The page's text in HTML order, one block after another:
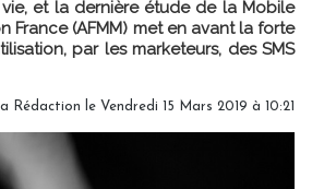
et la dernière étude de la Mobile
France (AFMM) met en avant la forte
par les marketeurs, des SMS
Rédaction le Vendredi 15 Mars 2019 à 10:21